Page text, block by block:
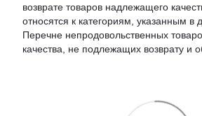
возврате товаров надлежащего
относятся к категориям, указанным в
Перечне непродовольственных
качества, не подлежащих возврату и